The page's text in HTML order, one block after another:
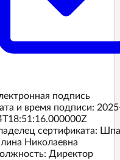
подпись
и время подписи:
сертификата:
Николаевна
Директор